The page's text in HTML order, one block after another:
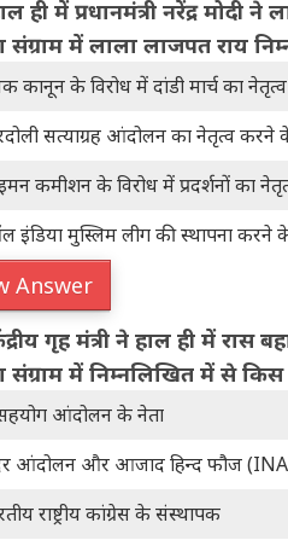
ही में प्रधानमंत्री नरेंद्र मोदी
संग्राम में लाला लाजपत राय
कानून के विरोध में दांडी मार्च का
सत्याग्रह आंदोलन का नेतृत्व करने
कमीशन के विरोध में प्रदर्शनों का
इंडिया मुस्लिम लीग की स्थापना करने
Answer
गृह मंत्री ने हाल ही में रास
संग्राम में निम्नलिखित में से
आंदोलन के नेता
आंदोलन और आजाद हिन्द फौज (INA)
राष्ट्रीय कांग्रेस के संस्थापक